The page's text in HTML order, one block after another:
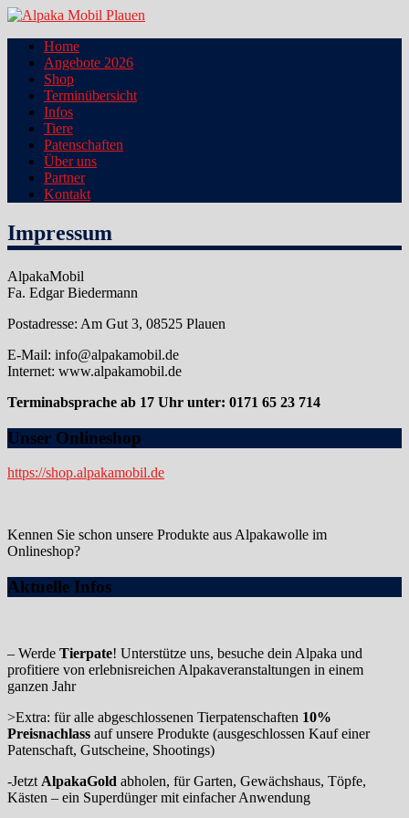
Zum
springen
Alpaka Mobil Plauen
Home
Angebote 2026
Shop
Terminübersicht
Infos
Tiere
Patenschaften
Über uns
Partner
Kontakt
Impressum
AlpakaMobil
Fa. Edgar Biedermann
Postadresse: Am Gut 3, 08525 Plauen
E-Mail: info@alpakamobil.de
Internet: www.alpakamobil.de
Terminabsprache ab 17 Uhr unter: 0171 65 23 714
Unser Onlineshop
https://shop.alpakamobil.de
Kennen Sie schon unsere Produkte aus Alpakawolle im
Onlineshop?
Aktuelle Infos
– Werde Tierpate! Unterstütze uns, besuche dein Alpaka und
profitiere von erlebnisreichen Alpakaveranstaltungen in einem
ganzen Jahr
>Extra: für alle abgeschlossenen Tierpatenschaften 10%
Preisnachlass auf unsere Produkte (ausgeschlossen Kauf einer
Patenschaft, Gutscheine, Shootings)
-Jetzt AlpakaGold abholen, für Garten, Gewächshaus, Töpfe,
Kästen – ein Superdünger mit einfacher Anwendung